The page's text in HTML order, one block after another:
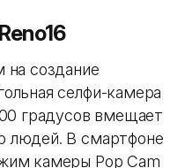
на создание
селфи-камера
градусов вмещает
людей. В смартфоне
камеры Pop Cam